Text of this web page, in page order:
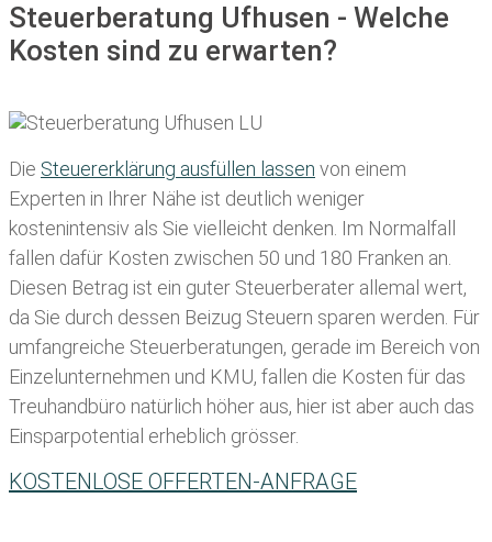
Steuerberatung Ufhusen - Welche
Kosten sind zu erwarten?
Die Steuererklärung ausfüllen lassen von einem
Experten in Ihrer Nähe ist deutlich weniger
kostenintensiv als Sie vielleicht denken. Im Normalfall
fallen dafür Kosten zwischen 50 und 180 Franken an.
Diesen Betrag ist ein guter Steuerberater allemal wert,
da Sie durch dessen Beizug Steuern sparen werden. Für
umfangreiche Steuerberatungen, gerade im Bereich von
Einzelunternehmen und KMU, fallen die Kosten für das
Treuhandbüro natürlich höher aus, hier ist aber auch das
Einsparpotential erheblich grösser.
KOSTENLOSE OFFERTEN-ANFRAGE